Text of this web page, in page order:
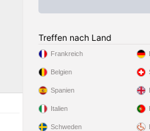
Treffen nach Land
Frankreich
Belgien
Spanien
Italien
Schweden